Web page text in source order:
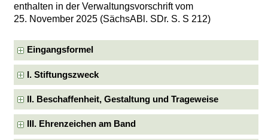
enthalten in der Verwaltungsvorschrift vom
25. November 2025 (SächsABl. SDr. S. S 212)
Eingangsformel
I. Stiftungszweck
II. Beschaffenheit, Gestaltung und Trageweise
III. Ehrenzeichen am Band